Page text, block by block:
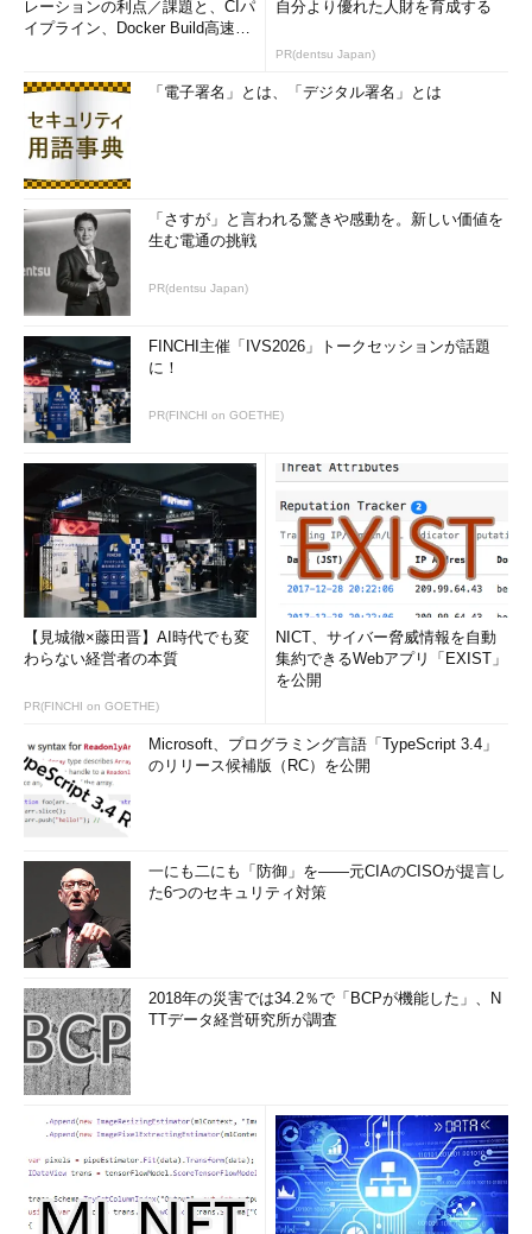
情報が検索されてきた。いろいろ読んでみると、どうやらこの著
ファイアウォール！ 結局そこに戻ってきたわけだ。実はいま
だにどのサーバがファイアウォールなのか分かっていないのだ。
くってファイアウォールだとおぼしきWindows NTサーバに立ち
向かうことにした。
レーションの利点／課題と、CIパ
イプライン、Docker Build高速化
自分より優れた人財を育成する
PR(dentsu Japan)
「電子署名」とは、「デジタル署名」とは
「さすが」と言われる驚きや感動を。新しい価値を
生む電通の挑戦
PR(dentsu Japan)
FINCHI主催「IVS2026」トークセッションが話題
に！
PR(FINCHI on GOETHE)
【見城徹×藤田晋】AI時代でも変
わらない経営者の本質
PR(FINCHI on GOETHE)
NICT、サイバー脅威情報を自動
集約できるWebアプリ「EXIST」
を公開
Microsoft、プログラミング言語「TypeScript 3.4」
のリリース候補版（RC）を公開
一にも二にも「防御」を――元CIAのCISOが提言し
た6つのセキュリティ対策
2018年の災害では34.2％で「BCPが機能した」、N
TTデータ経営研究所が調査